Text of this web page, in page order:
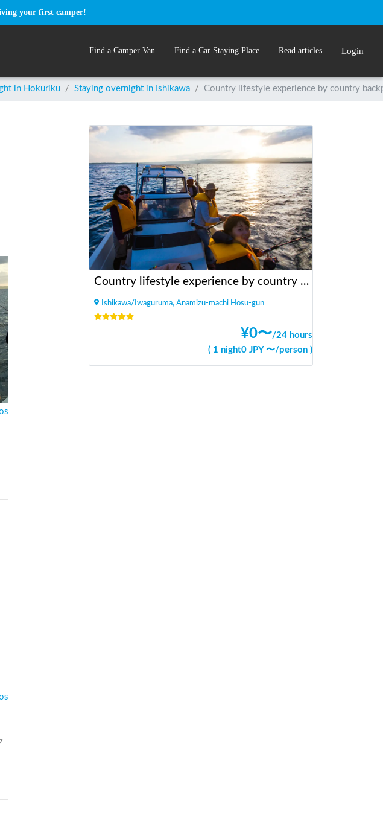
your first camper!
Find a Camper Van Find a Car Staying Place Read articles Login
in Hokuriku / Staying overnight in Ishikawa / Country lifestyle experience by country
Country lifestyle experience by country backpacker
Ishikawa/Iwaguruma, Anamizu-machi Hosu-gun
¥0〜/24 hours
( 1 night0 JPY 〜/person )